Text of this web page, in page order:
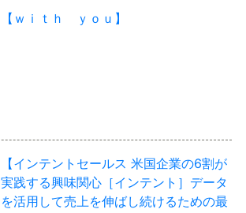
【ｗｉｔｈ ｙｏｕ】
【インテントセールス 米国企業の6割が
実践する興味関心［インテント］データ
を活用して売上を伸ばし続けるための最